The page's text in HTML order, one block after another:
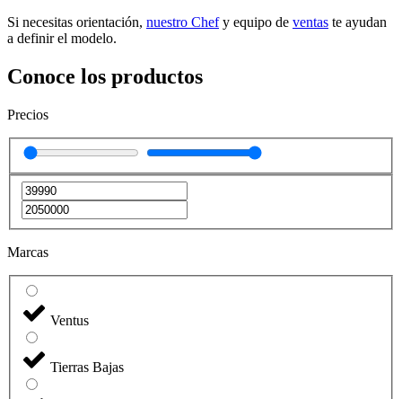
Si necesitas orientación, nuestro Chefy equipo de ventas te ayudan
a definir el modelo.
Conoce los productos
Precios
Marcas
Ventus
Tierras Bajas